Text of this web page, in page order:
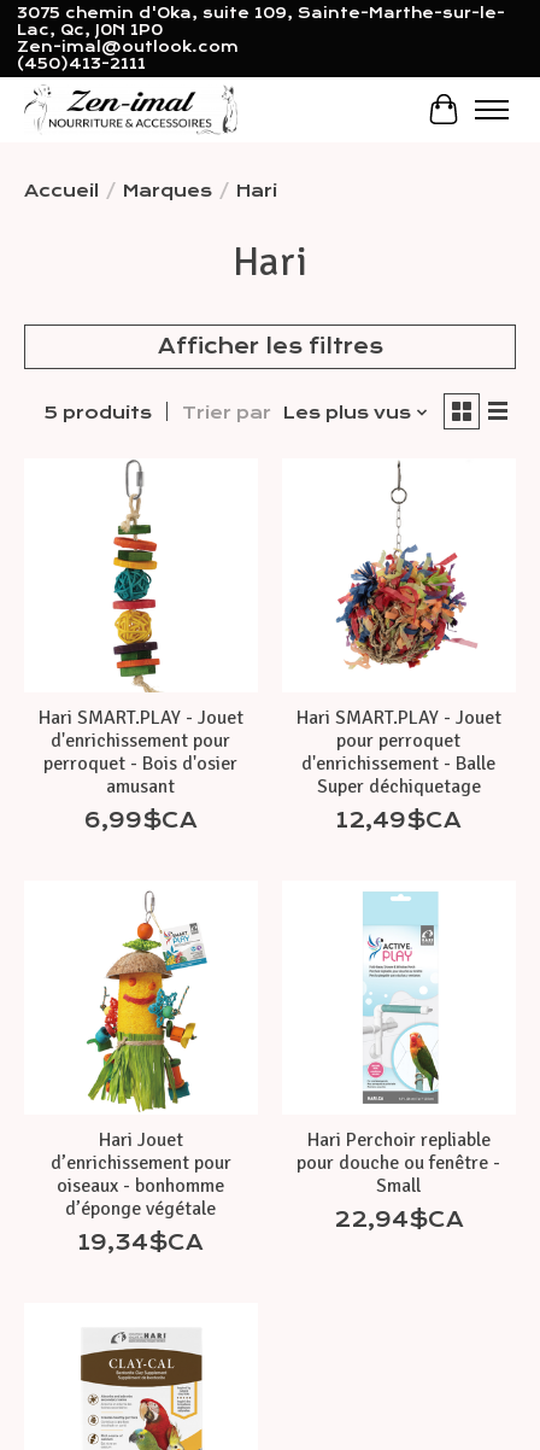
3075 chemin d'Oka, suite 109, Sainte-Marthe-sur-le-
Lac, Qc, J0N 1P0
Zen-imal@outlook.com
(450)413-2111
Panier
Accueil / Marques / Hari
Hari
Afficher les filtres
5 produits Trier par Les plus vus
Hari SMART.PLAY - Jouet
d'enrichissement pour
perroquet - Bois d'osier
amusant
6,99$CA
Hari SMART.PLAY - Jouet
pour perroquet
d'enrichissement - Balle
Super déchiquetage
12,49$CA
Hari Jouet
d’enrichissement pour
oiseaux - bonhomme
d’éponge végétale
19,34$CA
Hari Perchoir repliable
pour douche ou fenêtre -
Small
22,94$CA